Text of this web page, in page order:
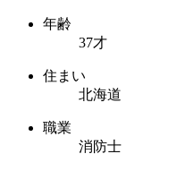
年齢
37才
住まい
北海道
職業
消防士